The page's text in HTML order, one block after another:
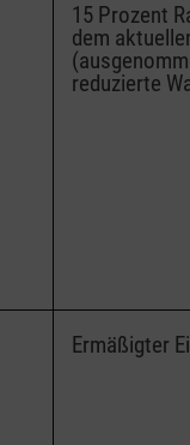
15 Prozent
dem
reduzierte
Ermäßigter